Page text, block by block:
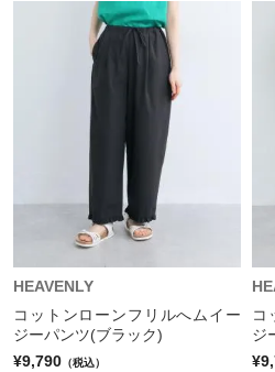
HEAVENLY
コットンローンフリルへムイー
ジーパンツ(ブラック)
¥9,790 （税込）
コ
ジ